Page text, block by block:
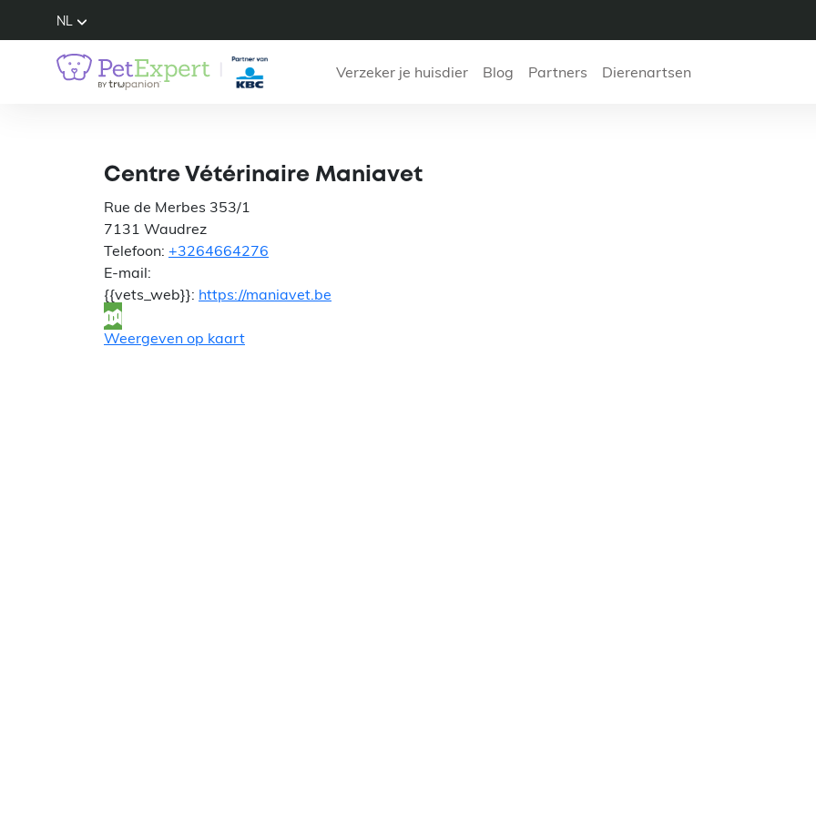
NL
Verzeker je huisdier Blog Partners Dierenartsen
Centre Vétérinaire Maniavet
Rue de Merbes 353/1
7131 Waudrez
Telefoon: +3264664276
E-mail:
{{vets_web}}: https://maniavet.be
Weergeven op kaart